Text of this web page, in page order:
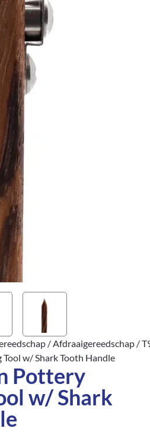
/Afdraaigereedschap /
w/ Shark Tooth Handle
Pottery
w/ Shark